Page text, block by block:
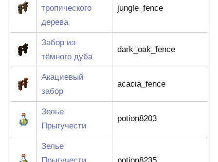
тропического
дерева
jungle_fence
Забор из
тёмного дуба
dark_oak_fence
Акациевый
забор
acacia_fence
Зелье
Прыгучести
potion8203
Зелье